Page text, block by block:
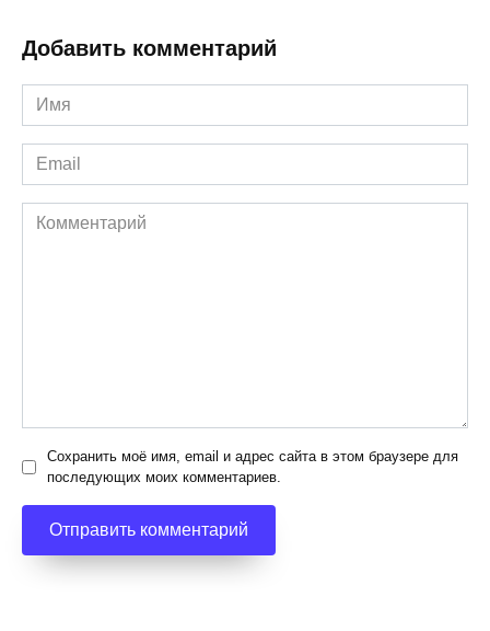
Добавить комментарий
Имя
*
Email
*
Комментарий
Сохранить моё имя, email и адрес сайта в этом браузере для
последующих моих комментариев.